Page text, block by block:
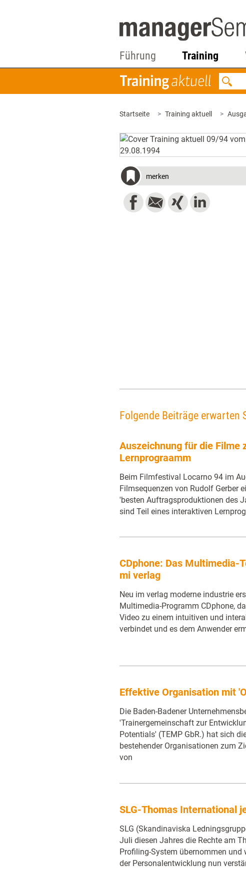
Führung Training
Startseite Training aktuell
merken
Folgende Beiträge erwarten
Auszeichnung für die Filme
Lernprograamm
Beim Filmfestival Locarno 94 im
Filmsequenzen von Rudolf Gerber
'besten Auftragsproduktionen des
sind Teil eines interaktiven
CDphone: Das Multimedia-
mi verlag
Neu im verlag moderne industrie
Multimedia-Programm CDphone,
Video zu einem intuitiven und
verbindet und es dem Anwender
Effektive Organisation mit
Die Baden-Badener
'Trainergemeinschaft zur
Potentials' (TEMP GbR.) hat sich
bestehender Organisationen zum
von
SLG-Thomas International
SLG (Skandinaviska
Juli diesen Jahres die Rechte am
Profiling-System übernommen und
der Personalentwicklung nun